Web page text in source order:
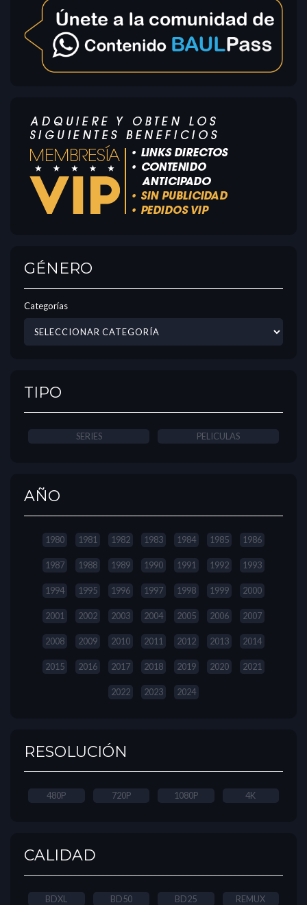
GÉNERO
Categorías
TIPO
SERIES PELICULAS
AÑO
1980 1981 1982 1983 1984 1985 1986
1987 1988 1989 1990 1991 1992 1993
1994 1995 1996 1997 1998 1999 2000
2001 2002 2003 2004 2005 2006 2007
2008 2009 2010 2011 2012 2013 2014
2015 2016 2017 2018 2019 2020 2021
2022 2023 2024
RESOLUCIÓN
480P 720P 1080P 4K
CALIDAD
BDXL BD50 BD25 REMUX